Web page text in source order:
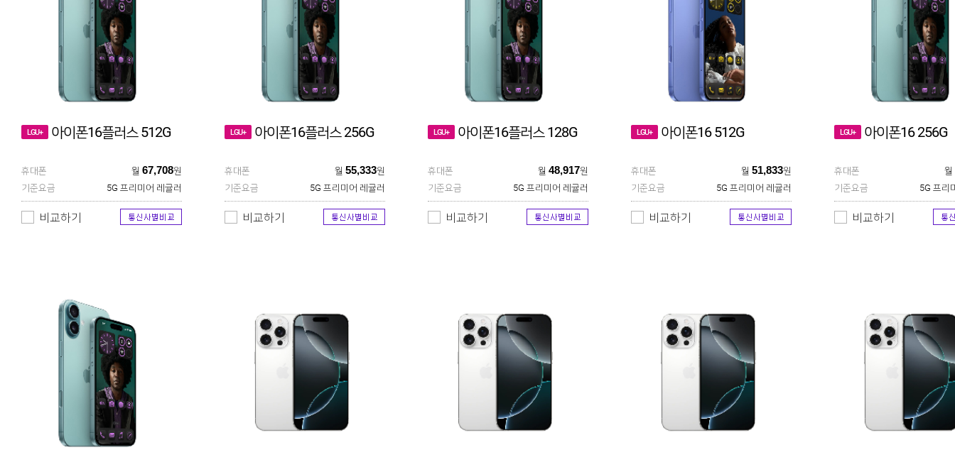
LGU+ 아이폰16플러스 512G
휴대폰 월 67,708원
기준요금
5G 프리미어 레귤러
비교하기
LGU+ 아이폰16플러스 256G
휴대폰 월 55,333원
기준요금
5G 프리미어 레귤러
비교하기
LGU+ 아이폰16플러스 128G
휴대폰 월 48,917원
기준요금
5G 프리미어 레귤러
비교하기
LGU+ 아이폰16 512G
휴대폰 월 51,833원
기준요금
5G 프리미어 레귤러
비교하기
LGU+ 아이폰16 256G
휴대폰
월
기준요금
5G 프리
비교하기